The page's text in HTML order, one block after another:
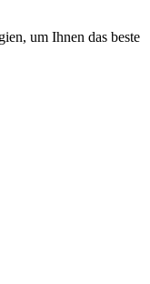
um Ihnen das beste